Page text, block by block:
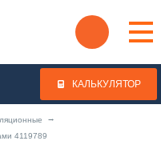
КАЛЬКУЛЯТОР
4119789